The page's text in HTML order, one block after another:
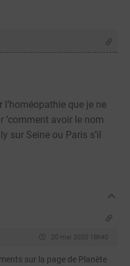
l’homéopathie que je ne
’comment avoir le nom
sur Seine ou Paris s’il
20 mai 2020 18h40
sur la page de Planète